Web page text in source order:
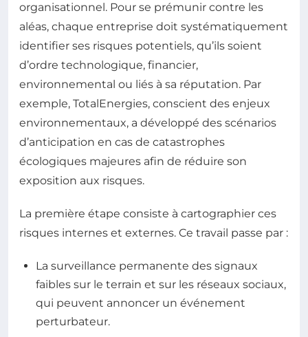
organisationnel. Pour se prémunir contre les
aléas, chaque entreprise doit systématiquement
identifier ses risques potentiels, qu’ils soient
d’ordre technologique, financier,
environnemental ou liés à sa réputation. Par
exemple, TotalEnergies, conscient des enjeux
environnementaux, a développé des scénarios
d’anticipation en cas de catastrophes
écologiques majeures afin de réduire son
exposition aux risques.
La première étape consiste à cartographier ces
risques internes et externes. Ce travail passe par :
La surveillance permanente des signaux
faibles sur le terrain et sur les réseaux sociaux,
qui peuvent annoncer un événement
perturbateur.